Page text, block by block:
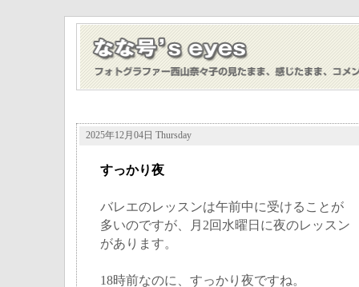
2025年12月04日 Thursday
すっかり夜
バレエのレッスンは午前中に受けることが
多いのですが、月2回水曜日に夜のレッスン
があります。
18時前なのに、すっかり夜ですね。